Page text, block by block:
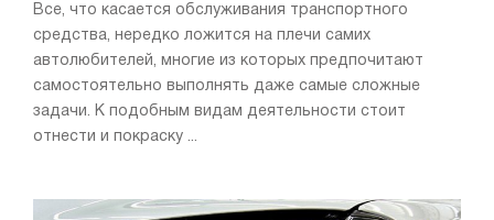
Все, что касается обслуживания транспортного
средства, нередко ложится на плечи самих
автолюбителей, многие из которых предпочитают
самостоятельно выполнять даже самые сложные
задачи. К подобным видам деятельности стоит
отнести и покраску ...